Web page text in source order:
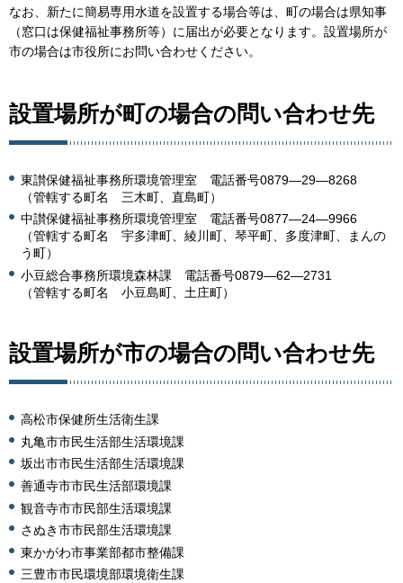
なお、新たに簡易専用水道を設置する場合等は、町の場合は県知事
（窓口は保健福祉事務所等）に届出が必要となります。設置場所が
市の場合は市役所にお問い合わせください。
設置場所が町の場合の問い合わせ先
東讃保健福祉事務所環境管理室 電話番号0879―29―8268
（管轄する町名 三木町、直島町）
中讃保健福祉事務所環境管理室 電話番号0877―24―9966
（管轄する町名 宇多津町、綾川町、琴平町、多度津町、まんの
う町）
小豆総合事務所環境森林課 電話番号0879―62―2731
（管轄する町名 小豆島町、土庄町）
設置場所が市の場合の問い合わせ先
高松市保健所生活衛生課
丸亀市市民生活部生活環境課
坂出市市民生活部生活環境課
善通寺市市民生活部環境課
観音寺市市民部生活環境課
さぬき市市民部生活環境課
東かがわ市事業部都市整備課
三豊市市民環境部環境衛生課